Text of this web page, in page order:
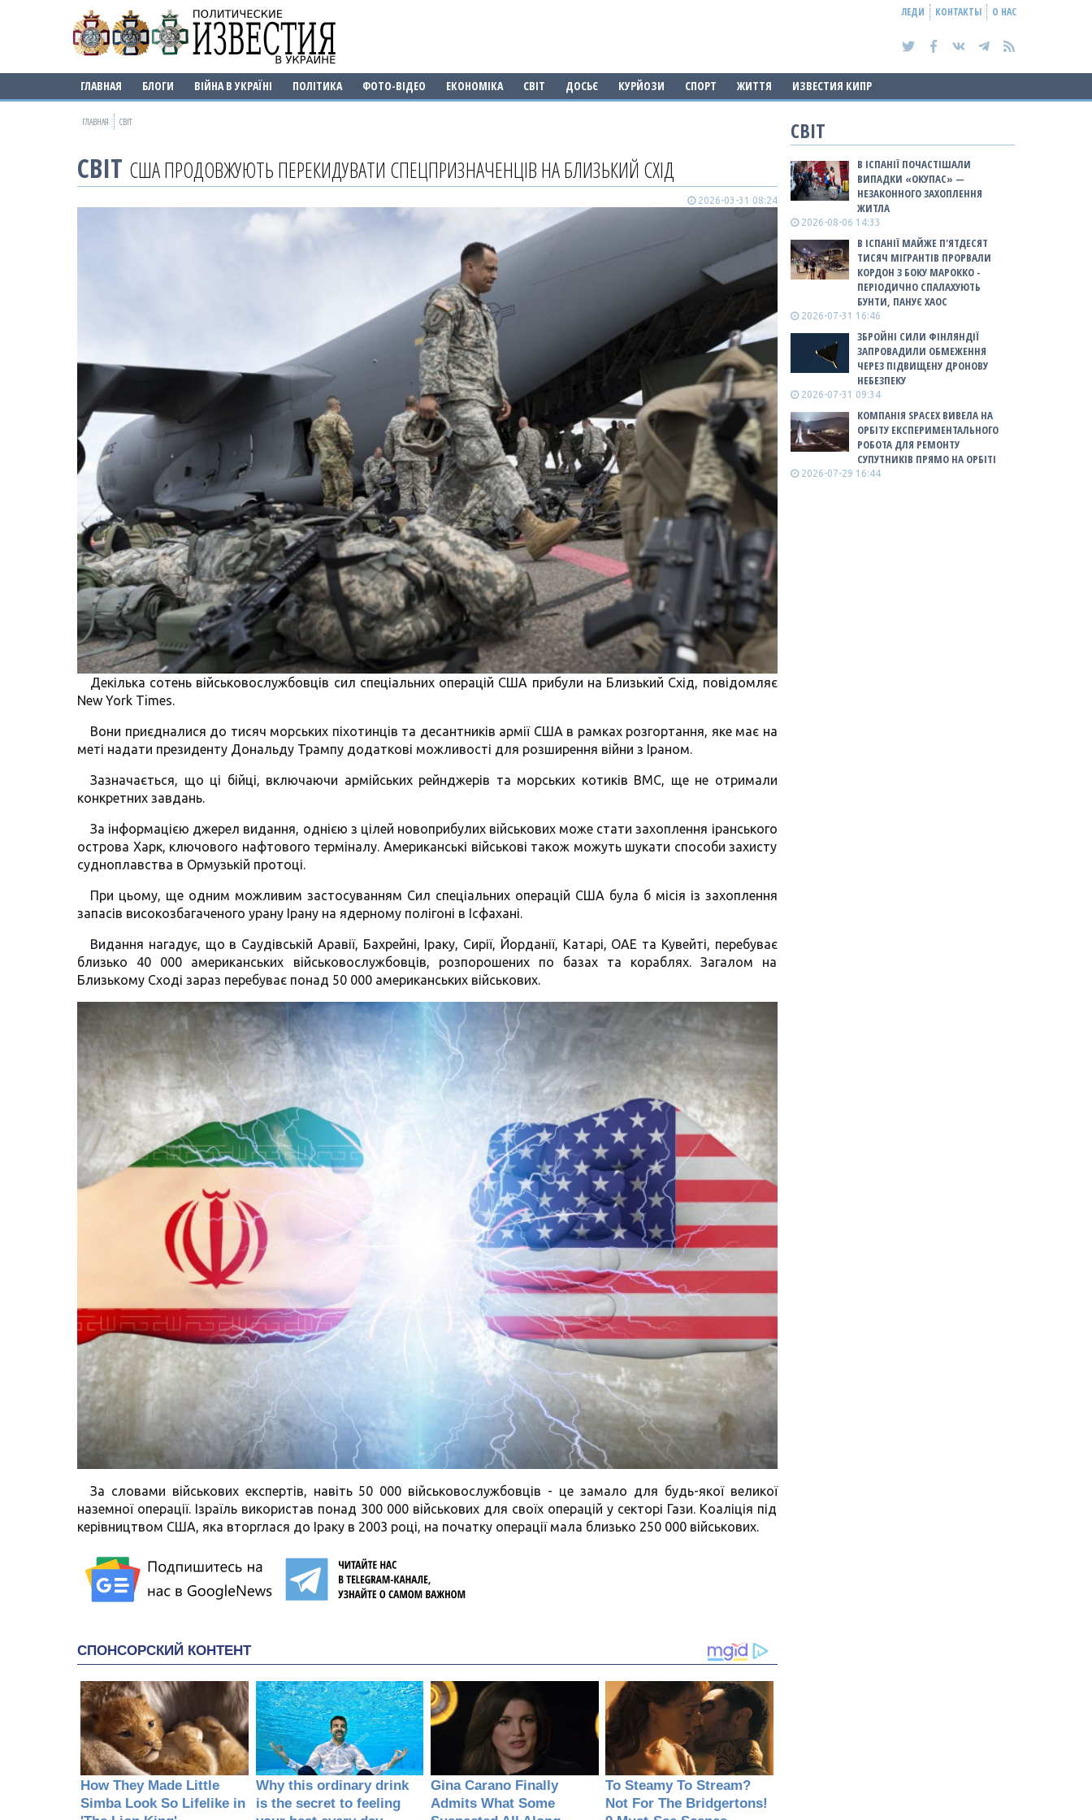
ЛЕДИ КОНТАКТЫ О НАС
ГЛАВНАЯ БЛОГИ ВІЙНА В УКРАЇНІ ПОЛІТИКА ФОТО-ВІДЕО ЕКОНОМІКА СВІТ ДОСЬЄ КУРЙОЗИ СПОРТ ЖИТТЯ ИЗВЕСТИЯ КИПР
ГЛАВНАЯ СВІТ
СВІТ США ПРОДОВЖУЮТЬ ПЕРЕКИДУВАТИ СПЕЦПРИЗНАЧЕНЦІВ НА БЛИЗЬКИЙ СХІД
2026-03-31 08:24
Декілька сотень військовослужбовців сил спеціальних операцій США прибули на Близький Схід, повідомляє
New York Times.
Вони приєдналися до тисяч морських піхотинців та десантників армії США в рамках розгортання, яке має на
меті надати президенту Дональду Трампу додаткові можливості для розширення війни з Іраном.
Зазначається, що ці бійці, включаючи армійських рейнджерів та морських котиків ВМС, ще не отримали
конкретних завдань.
За інформацією джерел видання, однією з цілей новоприбулих військових може стати захоплення іранського
острова Харк, ключового нафтового терміналу. Американські військові також можуть шукати способи захисту
судноплавства в Ормузькій протоці.
При цьому, ще одним можливим застосуванням Сил спеціальних операцій США була б місія із захоплення
запасів високозбагаченого урану Ірану на ядерному полігоні в Ісфахані.
Видання нагадує, що в Саудівській Аравії, Бахрейні, Іраку, Сирії, Йорданії, Катарі, ОАЕ та Кувейті, перебуває
близько 40 000 американських військовослужбовців, розпорошених по базах та кораблях. Загалом на
Близькому Сході зараз перебуває понад 50 000 американських військових.
За словами військових експертів, навіть 50 000 військовослужбовців - це замало для будь-якої великої
наземної операції. Ізраїль використав понад 300 000 військових для своїх операцій у секторі Гази. Коаліція під
керівництвом США, яка вторглася до Іраку в 2003 році, на початку операції мала близько 250 000 військових.
СВІТ
В ІСПАНІЇ ПОЧАСТІШАЛИ
ВИПАДКИ «ОКУПАС» —
НЕЗАКОННОГО ЗАХОПЛЕННЯ
ЖИТЛА
2026-08-06 14:33
В ІСПАНІЇ МАЙЖЕ П'ЯТДЕСЯТ
ТИСЯЧ МІГРАНТІВ ПРОРВАЛИ
КОРДОН З БОКУ МАРОККО -
ПЕРІОДИЧНО СПАЛАХУЮТЬ
БУНТИ, ПАНУЄ ХАОС
2026-07-31 16:46
ЗБРОЙНІ СИЛИ ФІНЛЯНДІЇ
ЗАПРОВАДИЛИ ОБМЕЖЕННЯ
ЧЕРЕЗ ПІДВИЩЕНУ ДРОНОВУ
НЕБЕЗПЕКУ
2026-07-31 09:34
КОМПАНІЯ SPACEX ВИВЕЛА НА
ОРБІТУ ЕКСПЕРИМЕНТАЛЬНОГО
РОБОТА ДЛЯ РЕМОНТУ
СУПУТНИКІВ ПРЯМО НА ОРБІТІ
2026-07-29 16:44